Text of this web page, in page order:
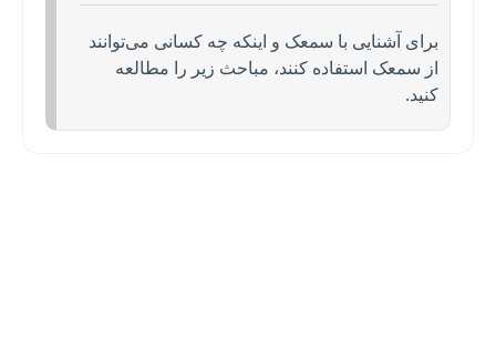
برای آشنایی با سمعک و اینکه چه کسانی می‌توانند
از سمعک استفاده کنند، مباحث زیر را مطالعه
کنید.